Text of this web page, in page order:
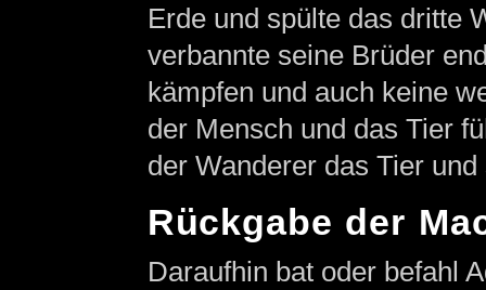
Erde und spülte das dritte
verbannte seine Brüder
kämpfen und auch keine
der Mensch und das Tier
der Wanderer das Tier
Rückgabe der
Daraufhin bat oder befahl